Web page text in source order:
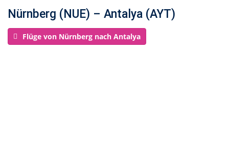
Nürnberg (NUE) – Antalya (AYT)
Flüge von Nürnberg nach Antalya